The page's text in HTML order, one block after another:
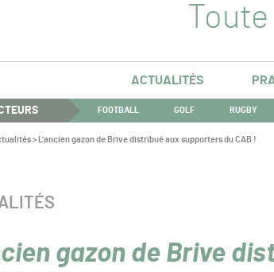
ACTUALITÉS
FOOTBALL GOLF RUGBY
> L'ancien gazon de Brive distribué aux supporters du CAB !
gazon de Brive
: